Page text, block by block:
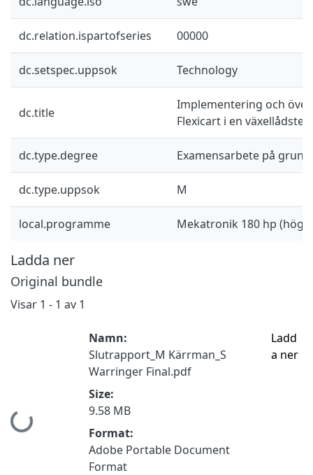
dc.relation.ispartofseries 00000
dc.setspec.uppsok Technology
dc.title
Implementering och
Flexicart i en
dc.type.degree Examensarbete på
dc.type.uppsok M
local.programme Mekatronik 180 hp
Ladda ner
Original bundle
Visar 1 - 1 av 1
Hämtar...
Namn:
Slutrapport_M Kärrman_S
Warringer Final.pdf
Size:
9.58 MB
Format:
Adobe Portable Document
Format
Ladd
a ner